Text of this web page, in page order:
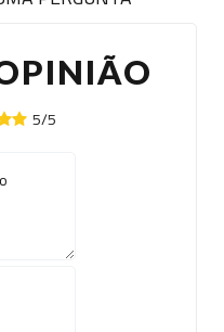
5/5